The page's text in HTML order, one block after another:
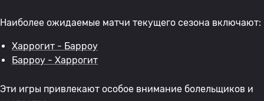
Наиболее ожидаемые матчи текущего сезона включают:
Харрогит - Барроу
Барроу - Харрогит
Эти игры привлекают особое внимание болельщиков и